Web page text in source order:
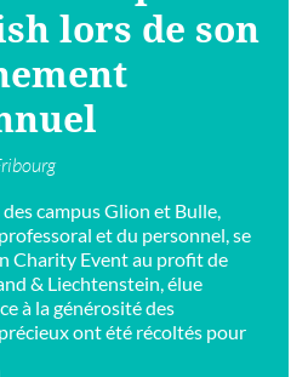
lors de son
campus Glion et Bulle,
et du personnel, se
Charity Event au profit de
& Liechtenstein, élue
à la générosité des
ont été récoltés pour